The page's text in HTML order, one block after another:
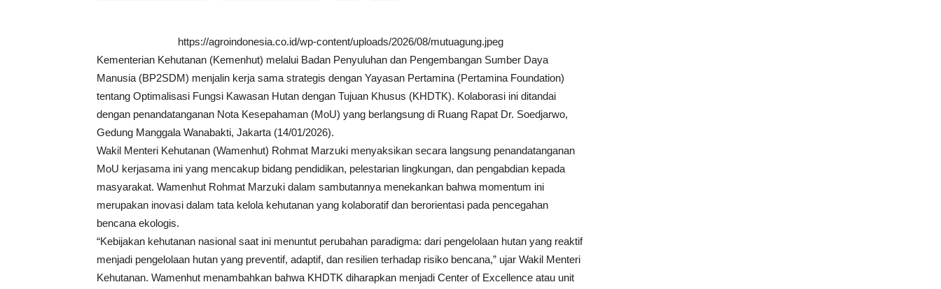
https://agroindonesia.co.id/wp-content/uploads/2026/08/mutuagung.jpeg
Kementerian Kehutanan (Kemenhut) melalui Badan Penyuluhan dan Pengembangan Sumber Daya
Manusia (BP2SDM) menjalin kerja sama strategis dengan Yayasan Pertamina (Pertamina Foundation)
tentang Optimalisasi Fungsi Kawasan Hutan dengan Tujuan Khusus (KHDTK). Kolaborasi ini ditandai
dengan penandatanganan Nota Kesepahaman (MoU) yang berlangsung di Ruang Rapat Dr. Soedjarwo,
Gedung Manggala Wanabakti, Jakarta (14/01/2026).
Wakil Menteri Kehutanan (Wamenhut) Rohmat Marzuki menyaksikan secara langsung penandatanganan
MoU kerjasama ini yang mencakup bidang pendidikan, pelestarian lingkungan, dan pengabdian kepada
masyarakat. Wamenhut Rohmat Marzuki dalam sambutannya menekankan bahwa momentum ini
merupakan inovasi dalam tata kelola kehutanan yang kolaboratif dan berorientasi pada pencegahan
bencana ekologis.
“Kebijakan kehutanan nasional saat ini menuntut perubahan paradigma: dari pengelolaan hutan yang reaktif
menjadi pengelolaan hutan yang preventif, adaptif, dan resilien terhadap risiko bencana,” ujar Wakil Menteri
Kehutanan. Wamenhut menambahkan bahwa KHDTK diharapkan menjadi Center of Excellence atau unit